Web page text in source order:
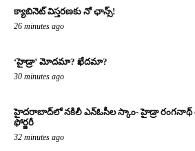
క్యాబినెట్ విస్తరణకు నో ఛాన్స్!
26 minutes ago
‘హైడ్రా’ మోదమా? ఖేదమా?
30 minutes ago
హైదరాబాద్‌లో నకిలీ ఎన్‌ఓసీల స్కాం- హైడ్రా రంగనాథ్
ఫోర్జరీ
32 minutes ago